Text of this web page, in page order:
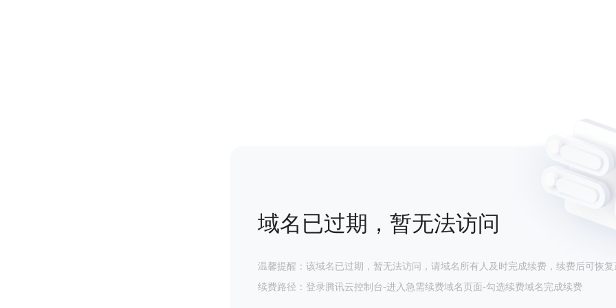
域名已过期，暂无法访问
温馨提醒：该域名已过期，暂无法访问，请域名所有人及时完成续费，续费后可恢复
续费路径：登录腾讯云控制台-进入急需续费域名页面-勾选续费域名完成续费